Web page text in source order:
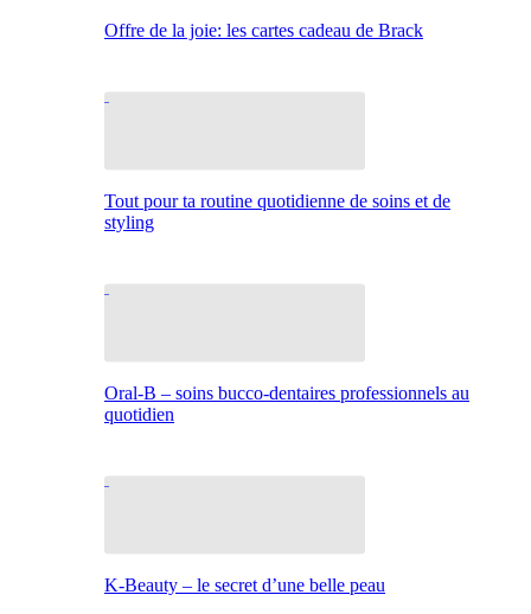
Offre de la joie: les cartes cadeau de Brack
Tout pour ta routine quotidienne de soins et de
styling
Oral-B – soins bucco-dentaires professionnels au
quotidien
K-Beauty – le secret d’une belle peau